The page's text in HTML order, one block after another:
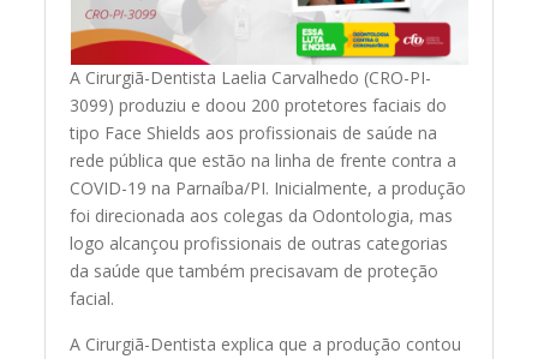
A Cirurgiã-Dentista Laelia Carvalhedo (CRO-PI-
3099) produziu e doou 200 protetores faciais do
tipo Face Shields aos profissionais de saúde na
rede pública que estão na linha de frente contra a
COVID-19 na Parnaíba/PI. Inicialmente, a produção
foi direcionada aos colegas da Odontologia, mas
logo alcançou profissionais de outras categorias
da saúde que também precisavam de proteção
facial.
A Cirurgiã-Dentista explica que a produção contou